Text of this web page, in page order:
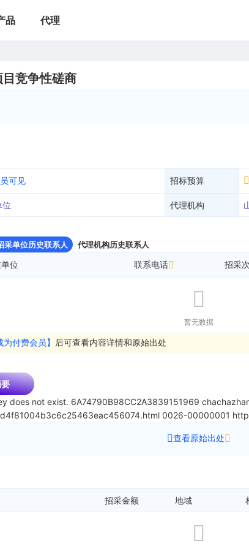
品 代理
竞争性磋商
可见 招标预算
位 代理机构
采单位历史联系人 代理机构历史联系人
位 联系电话 招采
暂无数据
为付费会员】 后可查看内容详情和原始出处
does not exist. 6A74790B98CC2A3839151969
0026-00000001
查看原始出处
招采金额 地域